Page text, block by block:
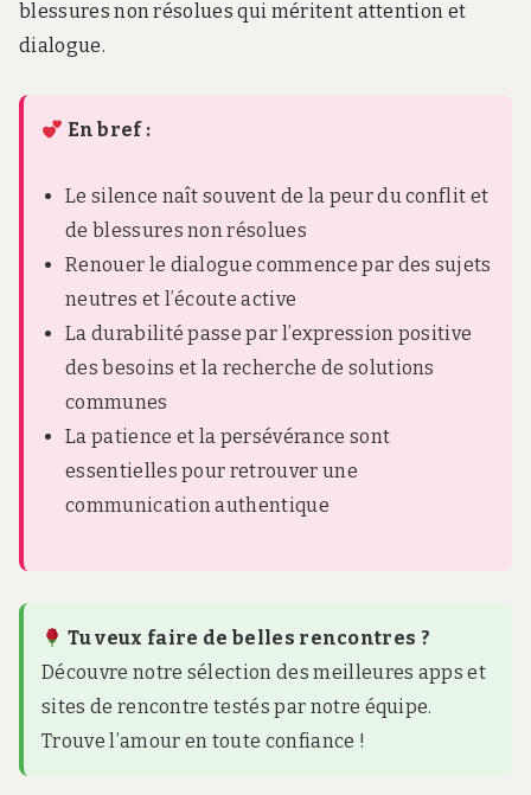
blessures non résolues qui méritent attention et
dialogue.
En bref :
Le silence naît souvent de la peur du conflit et
de blessures non résolues
Renouer le dialogue commence par des sujets
neutres et l’écoute active
La durabilité passe par l’expression positive
des besoins et la recherche de solutions
communes
La patience et la persévérance sont
essentielles pour retrouver une
communication authentique
Tu veux faire de belles rencontres ?
Découvre notre sélection des meilleures apps et
sites de rencontre testés par notre équipe.
Trouve l’amour en toute confiance !